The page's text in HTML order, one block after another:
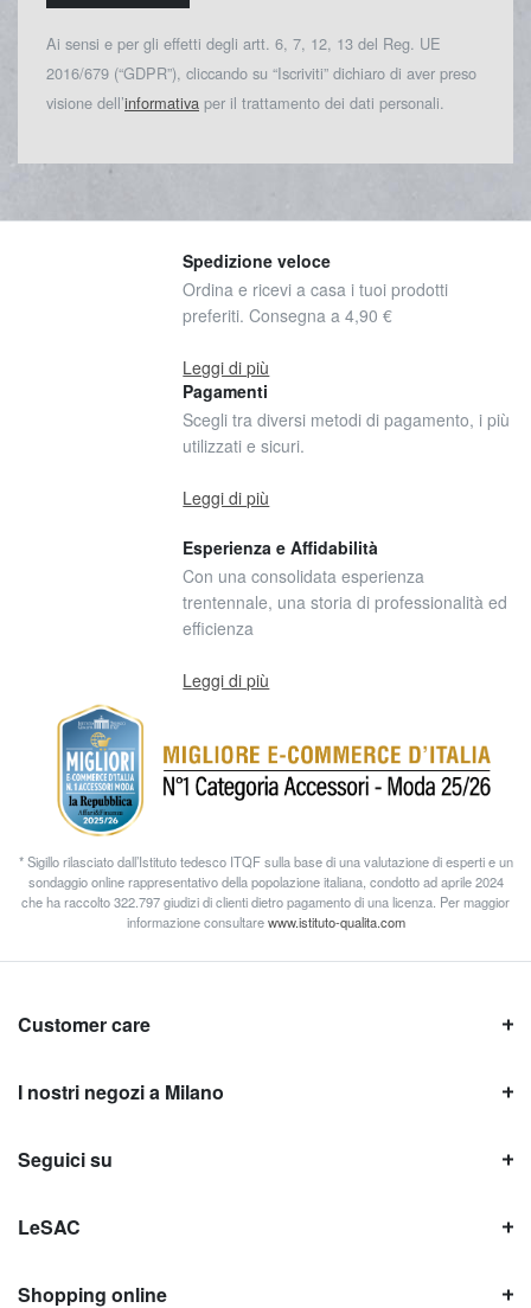
Ai sensi e per gli effetti degli artt. 6, 7, 12, 13 del Reg. UE
2016/679 (“GDPR”), cliccando su “Iscriviti” dichiaro di aver preso
visione dell’informativa per il trattamento dei dati personali.
Spedizione veloce
Ordina e ricevi a casa i tuoi prodotti
preferiti. Consegna a 4,90 €
Leggi di più
Pagamenti
Scegli tra diversi metodi di pagamento, i più
utilizzati e sicuri.
Leggi di più
Esperienza e Affidabilità
Con una consolidata esperienza
trentennale, una storia di professionalità ed
efficienza
Leggi di più
* Sigillo rilasciato dall’Istituto tedesco ITQF sulla base di una valutazione di esperti e un
sondaggio online rappresentativo della popolazione italiana, condotto ad aprile 2024
che ha raccolto 322.797 giudizi di clienti dietro pagamento di una licenza. Per maggior
informazione consultarewww.istituto-qualita.com
Customer care
I nostri negozi a Milano
Seguici su
LeSAC
Shopping online